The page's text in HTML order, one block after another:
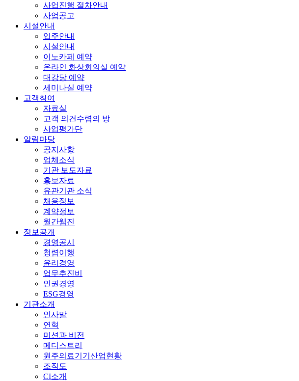
사업진행 절차안내
사업공고
시설안내
입주안내
시설안내
이노카페 예약
온라인 화상회의실 예약
대강당 예약
세미나실 예약
고객참여
자료실
고객 의견수렴의 방
사업평가단
알림마당
공지사항
업체소식
기관 보도자료
홍보자료
유관기관 소식
채용정보
계약정보
월간웹진
정보공개
경영공시
청렴이행
윤리경영
업무추진비
인권경영
ESG경영
기관소개
인사말
연혁
미션과 비전
메디스트리
원주의료기기산업현황
조직도
CI소개